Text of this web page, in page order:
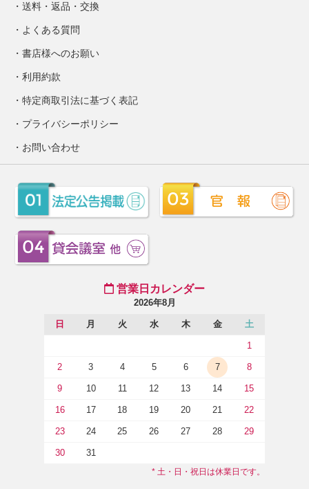
送料・返品・交換
よくある質問
書店様へのお願い
利用約款
特定商取引法に基づく表記
プライバシーポリシー
お問い合わせ
営業日カレンダー
2026年8月
日 月 火 水 木 金 土
1
2 3 4 5 6 7 8
9 10 11 12 13 14 15
16 17 18 19 20 21 22
23 24 25 26 27 28 29
30 31
* 土・日・祝日は休業日です。